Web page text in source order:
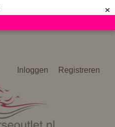
×
Inloggen Registreren